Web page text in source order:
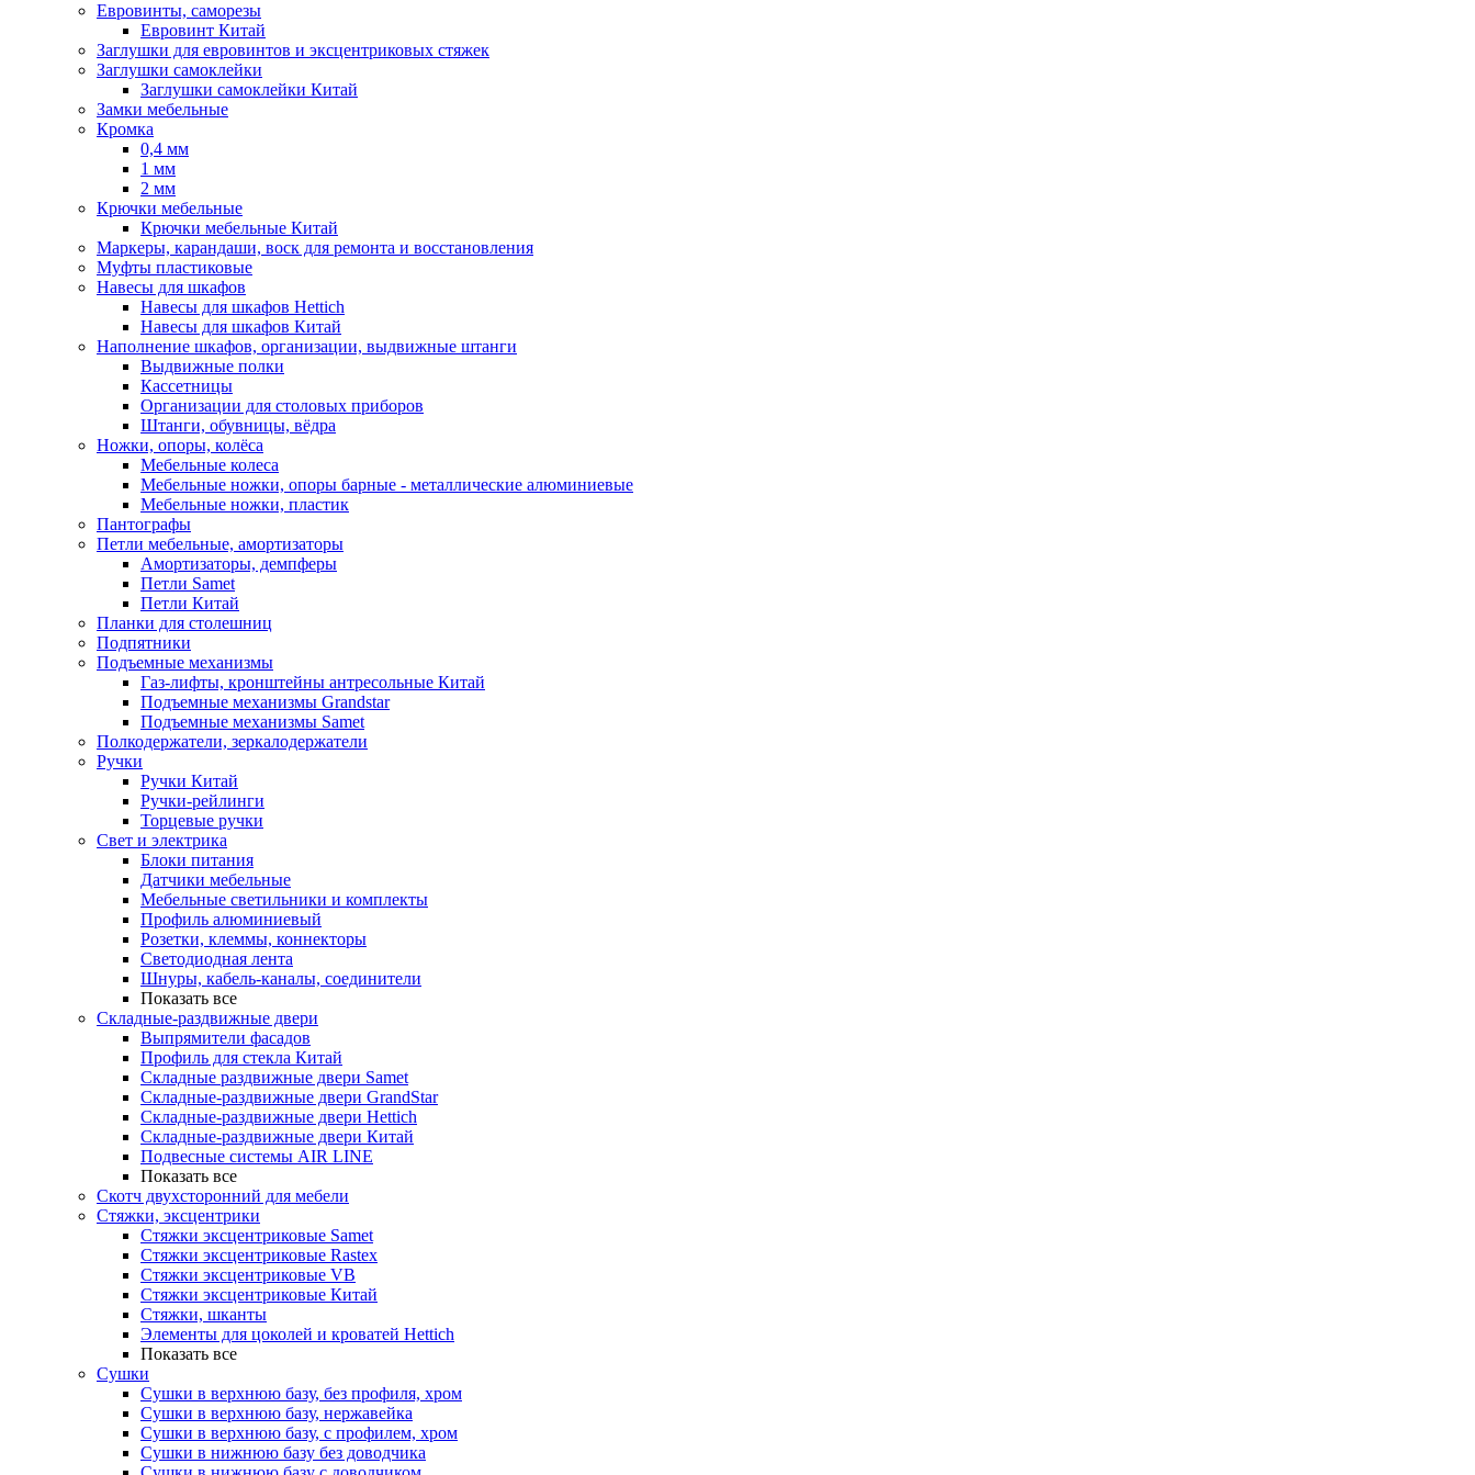
Евровинты, саморезы
Евровинт Китай
Заглушки для евровинтов и эксцентриковых стяжек
Заглушки самоклейки
Заглушки самоклейки Китай
Замки мебельные
Кромка
0,4 мм
1 мм
2 мм
Крючки мебельные
Крючки мебельные Китай
Маркеры, карандаши, воск для ремонта и восстановления
Муфты пластиковые
Навесы для шкафов
Навесы для шкафов Hettich
Навесы для шкафов Китай
Наполнение шкафов, организации, выдвижные штанги
Выдвижные полки
Кассетницы
Организации для столовых приборов
Штанги, обувницы, вёдра
Ножки, опоры, колёса
Мебельные колеса
Мебельные ножки, опоры барные - металлические алюминиевые
Мебельные ножки, пластик
Пантографы
Петли мебельные, амортизаторы
Амортизаторы, демпферы
Петли Samet
Петли Китай
Планки для столешниц
Подпятники
Подъемные механизмы
Газ-лифты, кронштейны антресольные Китай
Подъемные механизмы Grandstar
Подъемные механизмы Samet
Полкодержатели, зеркалодержатели
Ручки
Ручки Китай
Ручки-рейлинги
Торцевые ручки
Свет и электрика
Блоки питания
Датчики мебельные
Мебельные светильники и комплекты
Профиль алюминиевый
Розетки, клеммы, коннекторы
Светодиодная лента
Шнуры, кабель-каналы, соединители
Показать все
Складные-раздвижные двери
Выпрямители фасадов
Профиль для стекла Китай
Складные раздвижные двери Samet
Складные-раздвижные двери GrandStar
Складные-раздвижные двери Hettich
Складные-раздвижные двери Китай
Подвесные системы AIR LINE
Показать все
Скотч двухсторонний для мебели
Стяжки, эксцентрики
Cтяжки эксцентриковые Samet
Стяжки эксцентриковые Rastex
Стяжки эксцентриковые VB
Стяжки эксцентриковые Китай
Стяжки, шканты
Элементы для цоколей и кроватей Hettich
Показать все
Сушки
Сушки в верхнюю базу, без профиля, хром
Сушки в верхнюю базу, нержавейка
Сушки в верхнюю базу, с профилем, хром
Сушки в нижнюю базу без доводчика